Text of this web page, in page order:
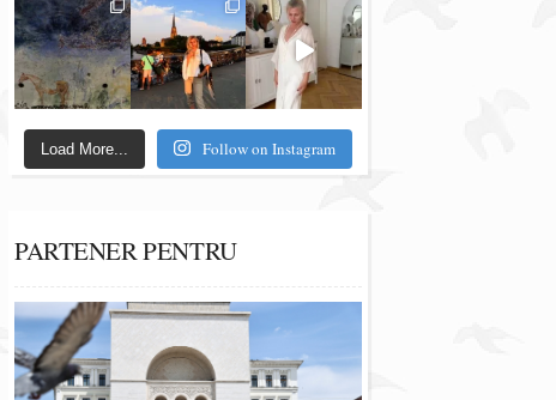
Load More... Follow on Instagram
PARTENER PENTRU